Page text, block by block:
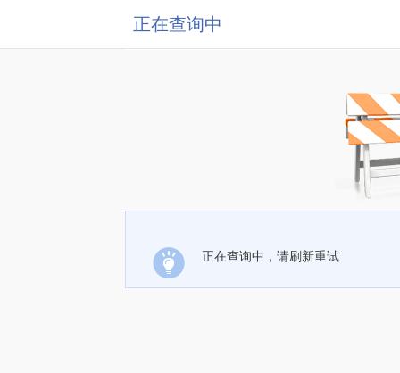
正在查询中
正在查询中，请刷新重试